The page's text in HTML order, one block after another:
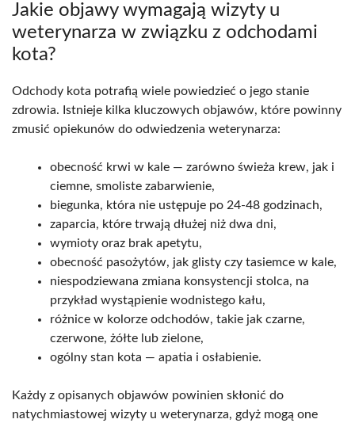
Jakie objawy wymagają wizyty u
weterynarza w związku z odchodami
kota?
Odchody kota potrafią wiele powiedzieć o jego stanie
zdrowia. Istnieje kilka kluczowych objawów, które powinny
zmusić opiekunów do odwiedzenia weterynarza:
obecność krwi w kale — zarówno świeża krew, jak i
ciemne, smoliste zabarwienie,
biegunka, która nie ustępuje po 24-48 godzinach,
zaparcia, które trwają dłużej niż dwa dni,
wymioty oraz brak apetytu,
obecność pasożytów, jak glisty czy tasiemce w kale,
niespodziewana zmiana konsystencji stolca, na
przykład wystąpienie wodnistego kału,
różnice w kolorze odchodów, takie jak czarne,
czerwone, żółte lub zielone,
ogólny stan kota — apatia i osłabienie.
Każdy z opisanych objawów powinien skłonić do
natychmiastowej wizyty u weterynarza, gdyż mogą one